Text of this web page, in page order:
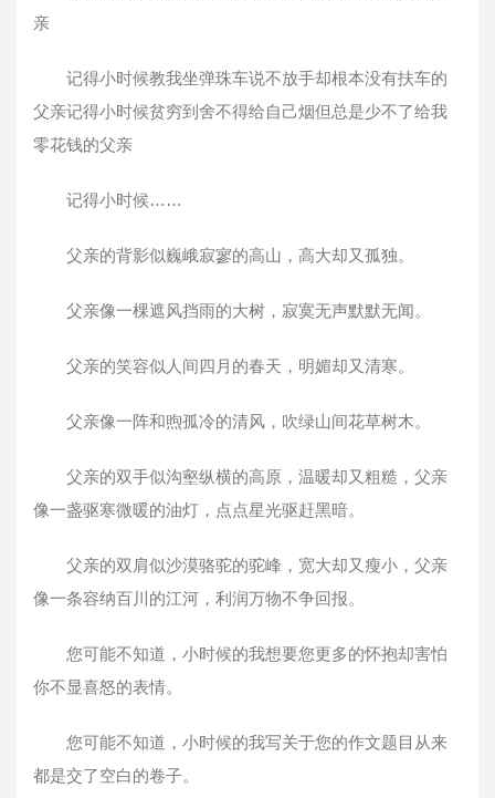
亲
记得小时候教我坐弹珠车说不放手却根本没有扶车的
父亲记得小时候贫穷到舍不得给自己烟但总是少不了给我
零花钱的父亲
记得小时候……
父亲的背影似巍峨寂寥的高山，高大却又孤独。
父亲像一棵遮风挡雨的大树，寂寞无声默默无闻。
父亲的笑容似人间四月的春天，明媚却又清寒。
父亲像一阵和煦孤冷的清风，吹绿山间花草树木。
父亲的双手似沟壑纵横的高原，温暖却又粗糙，父亲
像一盏驱寒微暖的油灯，点点星光驱赶黑暗。
父亲的双肩似沙漠骆驼的驼峰，宽大却又瘦小，父亲
像一条容纳百川的江河，利润万物不争回报。
您可能不知道，小时候的我想要您更多的怀抱却害怕
你不显喜怒的表情。
您可能不知道，小时候的我写关于您的作文题目从来
都是交了空白的卷子。